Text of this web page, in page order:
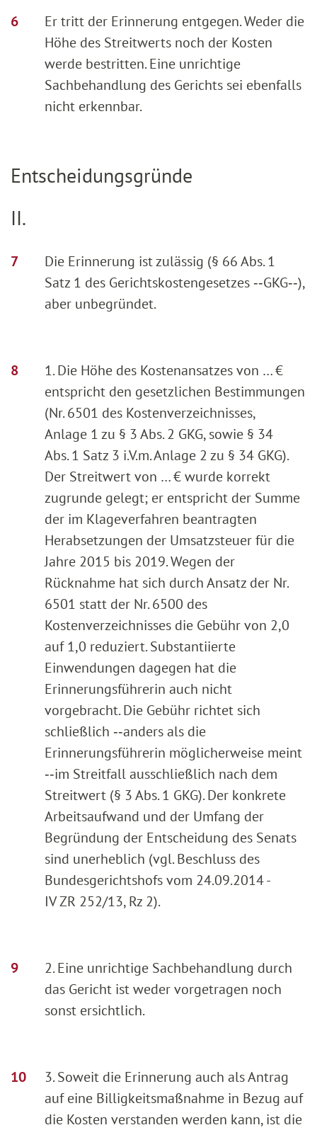
Er tritt der Erinnerung entgegen. Weder die
Höhe des Streitwerts noch der Kosten
werde bestritten. Eine unrichtige
Sachbehandlung des Gerichts sei ebenfalls
nicht erkennbar.
Entscheidungsgründe
II.
Die Erinnerung ist zulässig (§ 66 Abs. 1
Satz 1 des Gerichtskostengesetzes ‑‑GKG‑‑),
aber unbegründet.
1. Die Höhe des Kostenansatzes von … €
entspricht den gesetzlichen Bestimmungen
(Nr. 6501 des Kostenverzeichnisses,
Anlage 1 zu § 3 Abs. 2 GKG, sowie § 34
Abs. 1 Satz 3 i.V.m. Anlage 2 zu § 34 GKG).
Der Streitwert von … € wurde korrekt
zugrunde gelegt; er entspricht der Summe
der im Klageverfahren beantragten
Herabsetzungen der Umsatzsteuer für die
Jahre 2015 bis 2019. Wegen der
Rücknahme hat sich durch Ansatz der Nr.
6501 statt der Nr. 6500 des
Kostenverzeichnisses die Gebühr von 2,0
auf 1,0 reduziert. Substantiierte
Einwendungen dagegen hat die
Erinnerungsführerin auch nicht
vorgebracht. Die Gebühr richtet sich
schließlich ‑‑anders als die
Erinnerungsführerin möglicherweise meint
‑‑im Streitfall ausschließlich nach dem
Streitwert (§ 3 Abs. 1 GKG). Der konkrete
Arbeitsaufwand und der Umfang der
Begründung der Entscheidung des Senats
sind unerheblich (vgl. Beschluss des
Bundesgerichtshofs vom 24.09.2014 -
IV ZR 252/13, Rz 2).
2. Eine unrichtige Sachbehandlung durch
das Gericht ist weder vorgetragen noch
sonst ersichtlich.
3. Soweit die Erinnerung auch als Antrag
auf eine Billigkeitsmaßnahme in Bezug auf
die Kosten verstanden werden kann, ist die